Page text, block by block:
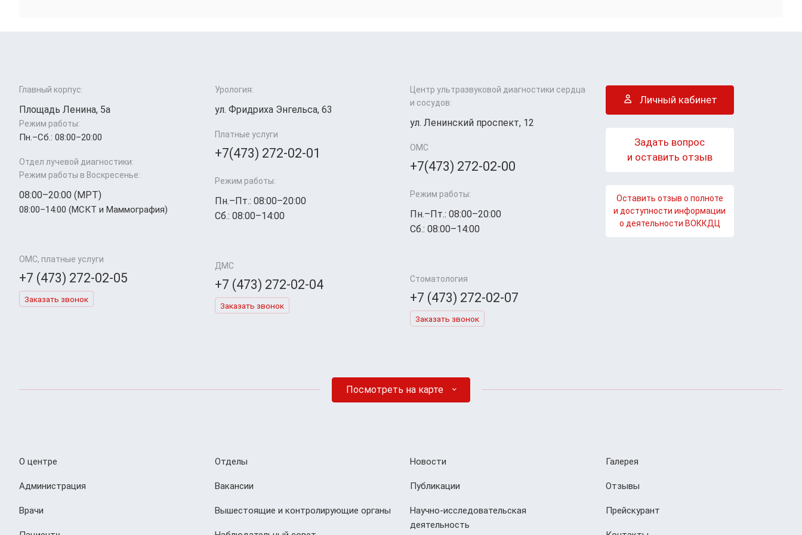
Главный корпус:
Площадь Ленина, 5а
Режим работы:
Пн.–Cб.: 08:00–20:00
Отдел лучевой диагностики:
Режим работы в Воскресенье:
08:00–20:00 (МРТ)
08:00–14:00 (МСКТ и Маммография)
ОМС, платные услуги
+7 (473) 272-02-05
Заказать звонок
Урология:
ул. Фридриха Энгельса, 63
Платные услуги
+7(473) 272-02-01
Режим работы:
Пн.–Пт.: 08:00–20:00
Сб.: 08:00–14:00
ДМС
+7 (473) 272-02-04
Заказать звонок
Центр ультразвуковой диагностики сердца
и сосудов:
ул. Ленинский проспект, 12
ОМС
+7(473) 272-02-00
Режим работы:
Пн.–Пт.: 08:00–20:00
Сб.: 08:00–14:00
Стоматология
+7 (473) 272-02-07
Заказать звонок
Личный кабинет
Задать вопрос
и оставить отзыв
Оставить отзыв о полноте
и доступности информации
о деятельности ВОККДЦ
Посмотреть на карте
О центре
Администрация
Врачи
Отделы
Вакансии
Вышестоящие и контролирующие органы
Новости
Публикации
Научно-исследовательская
деятельность
Галерея
Отзывы
Прейскурант